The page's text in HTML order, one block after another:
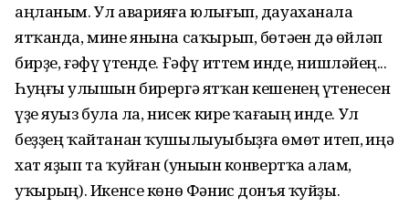
аңланым. Ул аварияға юлығып, дауаханала
ятҡанда, мине янына саҡырып, бөтәһен дә һөйләп
бирҙе, ғәфү үтенде. Ғәфү иттем инде, нишләйһең...
Һуңғы һулышын бирергә ятҡан кешенең үтенесен
үҙе яуыз булһа ла, нисек кире ҡағаһың инде. Ул
беҙҙең ҡайтанан ҡушылыуыбыҙға өмөт итеп, һиңә
хат яҙып та ҡуйған (уныһын конвертҡа һалам,
уҡырһың). Икенсе көнө Фәнис донъя ҡуйҙы.